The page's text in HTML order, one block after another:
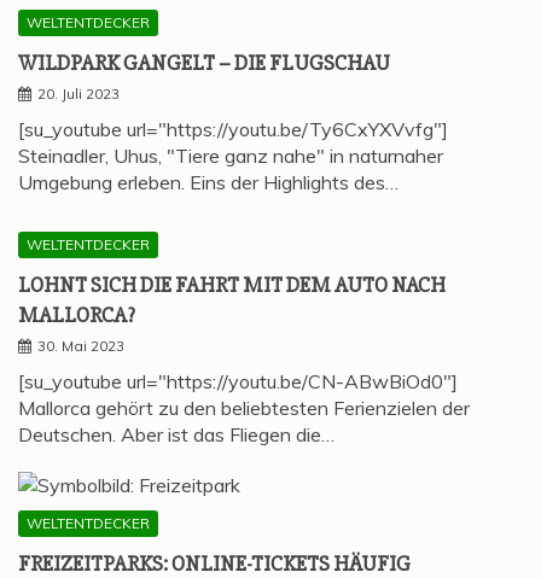
WELTENTDECKER
WILD­PARK GAN­GELT – DIE FLUGSCHAU
20. Juli 2023
[su_youtube url="https://youtu.be/Ty6CxYXVvfg"]
Steinadler, Uhus, "Tiere ganz nahe" in naturnaher
Umgebung erleben. Eins der Highlights des…
WELTENTDECKER
LOHNT SICH DIE FAHRT MIT DEM AUTO NACH
MALLORCA?
30. Mai 2023
[su_youtube url="https://youtu.be/CN-ABwBiOd0"]
Mallorca gehört zu den beliebtesten Ferienzielen der
Deutschen. Aber ist das Fliegen die…
WELTENTDECKER
FREI­ZEIT­PARKS: ONLINE-TICKETS HÄU­FIG